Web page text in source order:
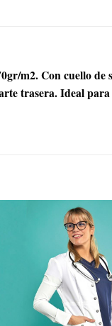
m2. Con cuello de
trasera. Ideal